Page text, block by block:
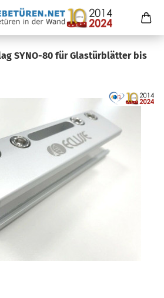
SYNO-80 für Glastürblätter bis